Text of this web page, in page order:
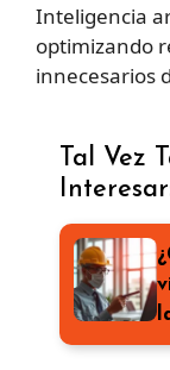
Inteligencia
optimizando
innecesarios
Tal Vez